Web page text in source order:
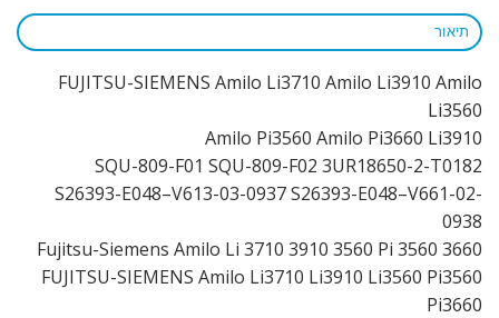
תיאור
FUJITSU-SIEMENS Amilo Li3710 Amilo Li3910 Amilo
Li3560
Amilo Pi3560 Amilo Pi3660 Li3910
SQU-809-F01 SQU-809-F02 3UR18650-2-T0182
S26393-E048–V613-03-0937 S26393-E048–V661-02-
0938
Fujitsu-Siemens Amilo Li 3710 3910 3560 Pi 3560 3660
FUJITSU-SIEMENS Amilo Li3710 Li3910 Li3560 Pi3560
Pi3660